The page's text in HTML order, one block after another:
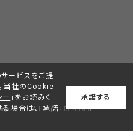
All Rights Reserved.
ービスをご提
当社のCookie
ー 」をお読みく
場合は、「承諾
承諾する